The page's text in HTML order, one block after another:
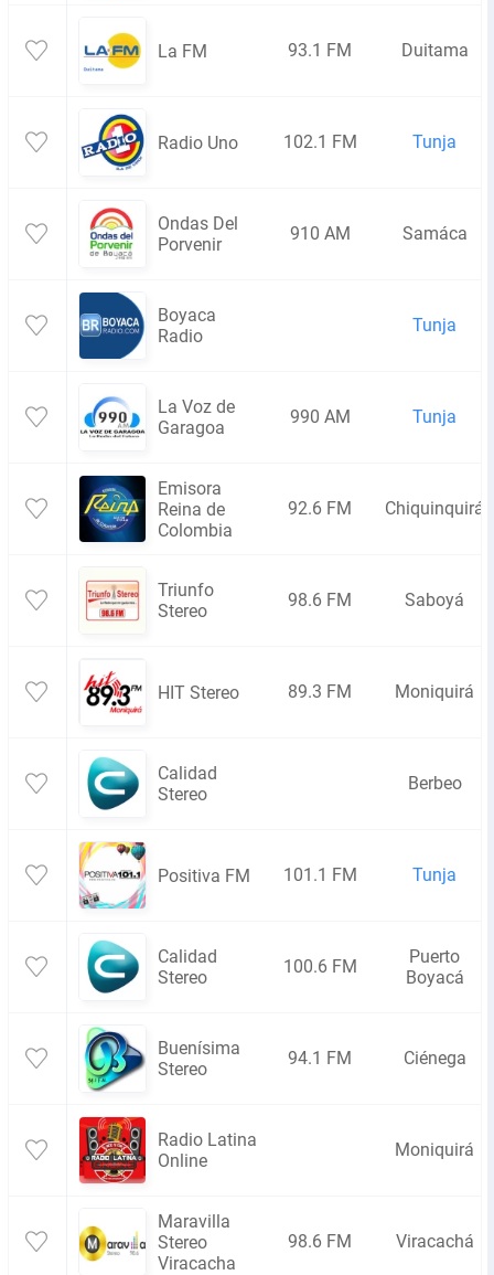
La FM 93.1 FM Duitama
Radio Uno 102.1 FM Tunja
Ondas Del
Porvenir
910 AM Samáca
Boyaca
Radio
Tunja
La Voz de
Garagoa
990 AM Tunja
Emisora
Reina de
Colombia
92.6 FM Chiquinquirá
Triunfo
Stereo
98.6 FM Saboyá
HIT Stereo 89.3 FM Moniquirá
Calidad
Stereo
Berbeo
Positiva FM 101.1 FM Tunja
Calidad
Stereo
100.6 FM
Puerto
Boyacá
Buenísima
Stereo
94.1 FM Ciénega
Radio Latina
Online
Moniquirá
Maravilla
Stereo
Viracacha
98.6 FM Viracachá